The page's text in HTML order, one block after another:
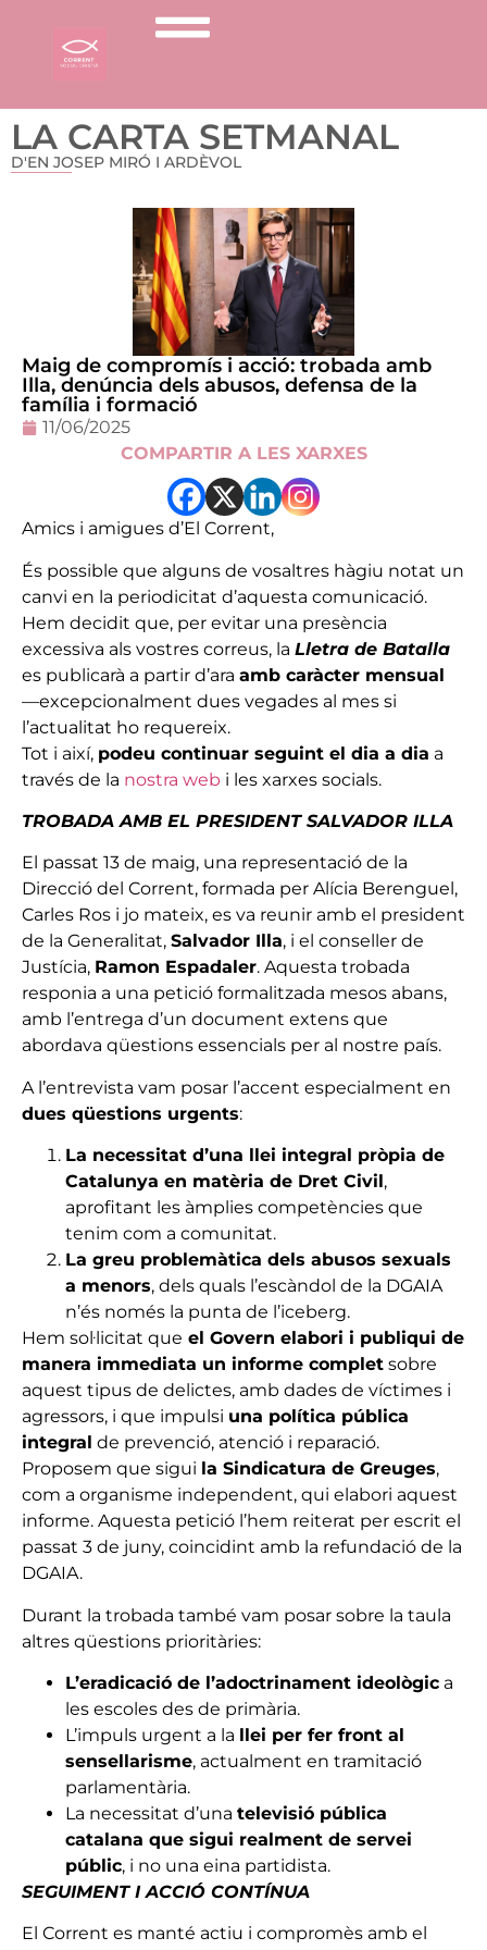
LA CARTA SETMANAL
D'EN JOSEP MIRÓ I ARDÈVOL
Maig de compromís i acció: trobada amb
Illa, denúncia dels abusos, defensa de la
família i formació
11/06/2025
COMPARTIR A LES XARXES
Amics i amigues d’El Corrent,
És possible que alguns de vosaltres hàgiu notat un
canvi en la periodicitat d’aquesta comunicació.
Hem decidit que, per evitar una presència
excessiva als vostres correus, la Lletra de Batalla
es publicarà a partir d’ara amb caràcter mensual
—excepcionalment dues vegades al mes si
l’actualitat ho requereix.
Tot i així, podeu continuar seguint el dia a dia a
través de la nostra web i les xarxes socials.
TROBADA AMB EL PRESIDENT SALVADOR ILLA
El passat 13 de maig, una representació de la
Direcció del Corrent, formada per Alícia Berenguel,
Carles Ros i jo mateix, es va reunir amb el president
de la Generalitat, Salvador Illa, i el conseller de
Justícia, Ramon Espadaler. Aquesta trobada
responia a una petició formalitzada mesos abans,
amb l’entrega d’un document extens que
abordava qüestions essencials per al nostre país.
A l’entrevista vam posar l’accent especialment en
dues qüestions urgents:
La necessitat d’una llei integral pròpia de
Catalunya en matèria de Dret Civil,
aprofitant les àmplies competències que
tenim com a comunitat.
La greu problemàtica dels abusos sexuals
a menors, dels quals l’escàndol de la DGAIA
n’és només la punta de l’iceberg.
Hem sol·licitat que el Govern elabori i publiqui de
manera immediata un informe complet sobre
aquest tipus de delictes, amb dades de víctimes i
agressors, i que impulsi una política pública
integral de prevenció, atenció i reparació.
Proposem que sigui la Sindicatura de Greuges,
com a organisme independent, qui elabori aquest
informe. Aquesta petició l’hem reiterat per escrit el
passat 3 de juny, coincidint amb la refundació de la
DGAIA.
Durant la trobada també vam posar sobre la taula
altres qüestions prioritàries:
L’eradicació de l’adoctrinament ideològic a
les escoles des de primària.
L’impuls urgent a la llei per fer front al
sensellarisme, actualment en tramitació
parlamentària.
La necessitat d’una televisió pública
catalana que sigui realment de servei
públic, i no una eina partidista.
SEGUIMENT I ACCIÓ CONTÍNUA
El Corrent es manté actiu i compromès amb el